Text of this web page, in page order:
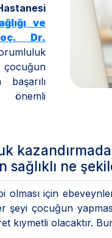
ve
Dr.
önemli
sağlıklı ne
olması için
şeyi çocuğun
kıymetli olacaktır.